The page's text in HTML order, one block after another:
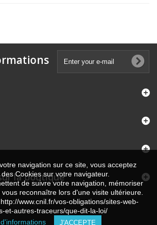
la boutique
navigation sur ce site, vous acceptez
des Cookies sur votre navigateur.
de suivre votre navigation, mémoriser
reconnaître lors d'une visite ultérieure.
www.cnil.fr/vos-obligations/sites-web-
et-autres-traceurs/que-dit-la-loi/
d'informations
J'ACCEPTE